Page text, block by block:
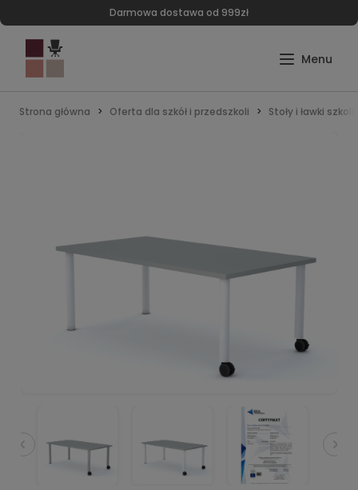
Darmowa dostawa od 999zł
Strona główna Oferta dla szkół i przedszkoli Stoły i ławki